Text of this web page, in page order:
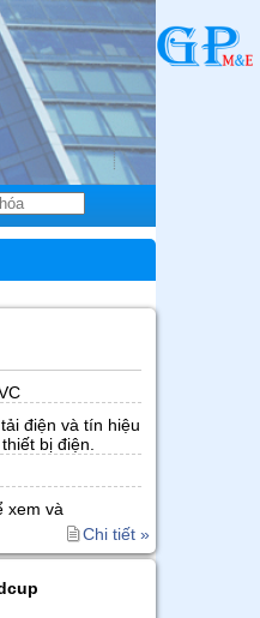
điện và tín hiệu
bị điện.
xem và
Chi tiết »